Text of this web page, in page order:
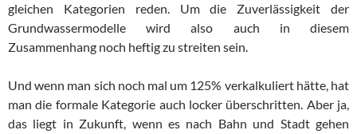
gleichen Kategorien reden. Um die Zuverlässigkeit der
Grundwassermodelle wird also auch in diesem
Zusammenhang noch heftig zu streiten sein.
Und wenn man sich noch mal um 125% verkalkuliert hätte, hat
man die formale Kategorie auch locker überschritten. Aber ja,
das liegt in Zukunft, wenn es nach Bahn und Stadt gehen